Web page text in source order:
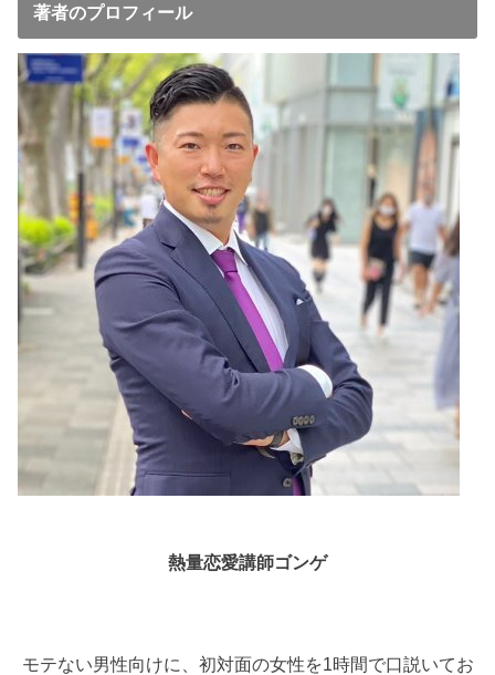
著者のプロフィール
熱量恋愛講師ゴンゲ
モテない男性向けに、初対面の女性を1時間で口説いてお